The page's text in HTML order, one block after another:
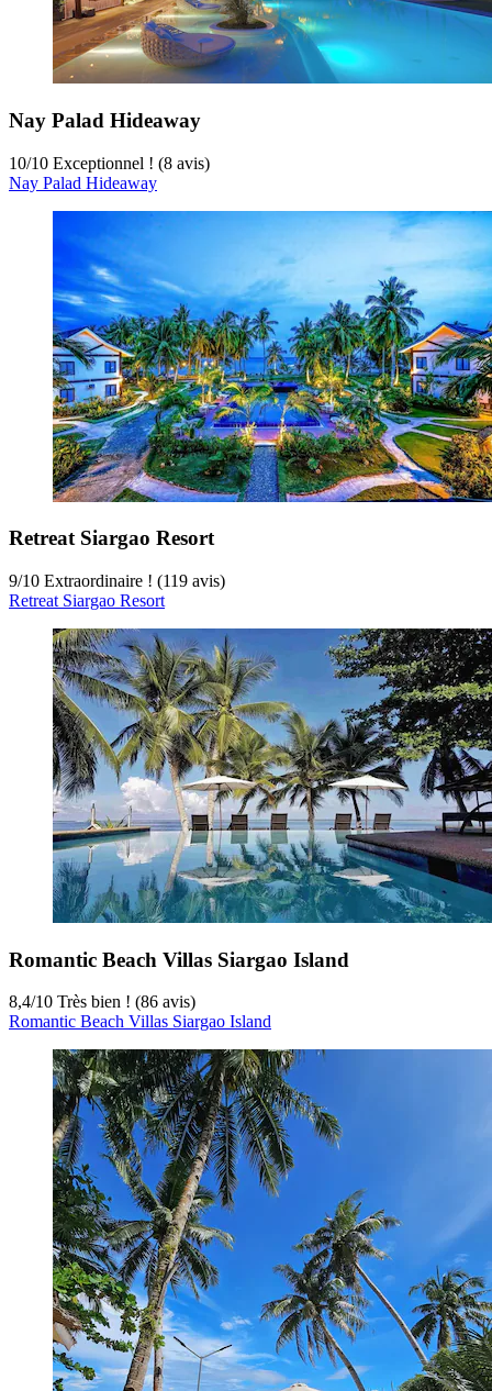
Nay Palad Hideaway
10/10 Exceptionnel ! (8 avis)
Nay Palad Hideaway
Retreat Siargao Resort
9/10 Extraordinaire ! (119 avis)
Retreat Siargao Resort
Romantic Beach Villas Siargao Island
8,4/10 Très bien ! (86 avis)
Romantic Beach Villas Siargao Island